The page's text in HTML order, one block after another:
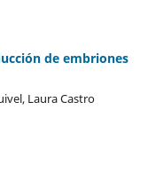
de embriones
Laura Castro